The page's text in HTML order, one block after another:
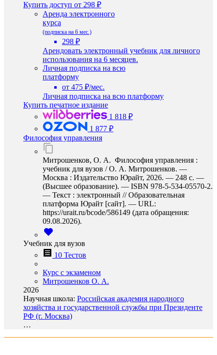
Купить доступ от 298 ₽
Аренда электронного
курса
(подписка на 6 мес.)
298 ₽
Арендовать электронный учебник для личного
использования на 6 месяцев.
Личная подписка на всю
платформу
от 475 ₽/мес.
Личная подписка на всю платформу
Купить печатное издание
1 818 ₽
1 877 ₽
Философия управления
Митрошенков, О. А. Философия управления :
учебник для вузов / О. А. Митрошенков. —
Москва : Издательство Юрайт, 2026. — 248 с. —
(Высшее образование). — ISBN 978-5-534-05570-2.
— Текст : электронный // Образовательная
платформа Юрайт [сайт]. — URL:
https://urait.ru/bcode/586149 (дата обращения:
09.08.2026).
Учебник для вузов
10 Тестов
Курс с экзаменом
Митрошенков О. А.
2026
Научная школа: Российская академия народного
хозяйства и государственной службы при Президенте
РФ (г. Москва)
…